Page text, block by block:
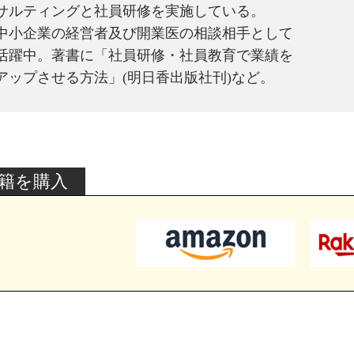
ルティングと社員研修を実施している。
小企業の経営者及び開業医の相談相手として
躍中。著書に「社員研修・社員教育で業績を
ップさせる方法」(明日香出版社刊)など。
を購入